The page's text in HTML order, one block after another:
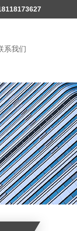
系我们